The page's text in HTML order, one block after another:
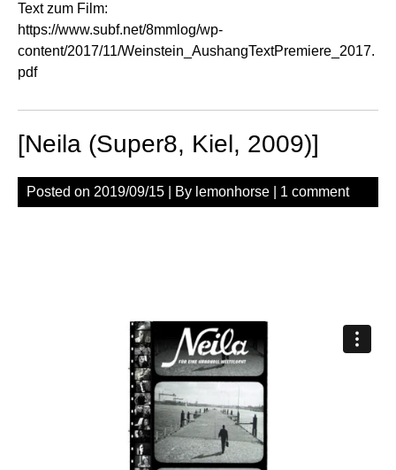
Text zum Film:
https://www.subf.net/8mmlog/wp-
content/2017/11/Weinstein_AushangTextPremiere_2017.
pdf
[Neila (Super8, Kiel, 2009)]
Posted on 2019/09/15 | By lemonhorse 1 comment